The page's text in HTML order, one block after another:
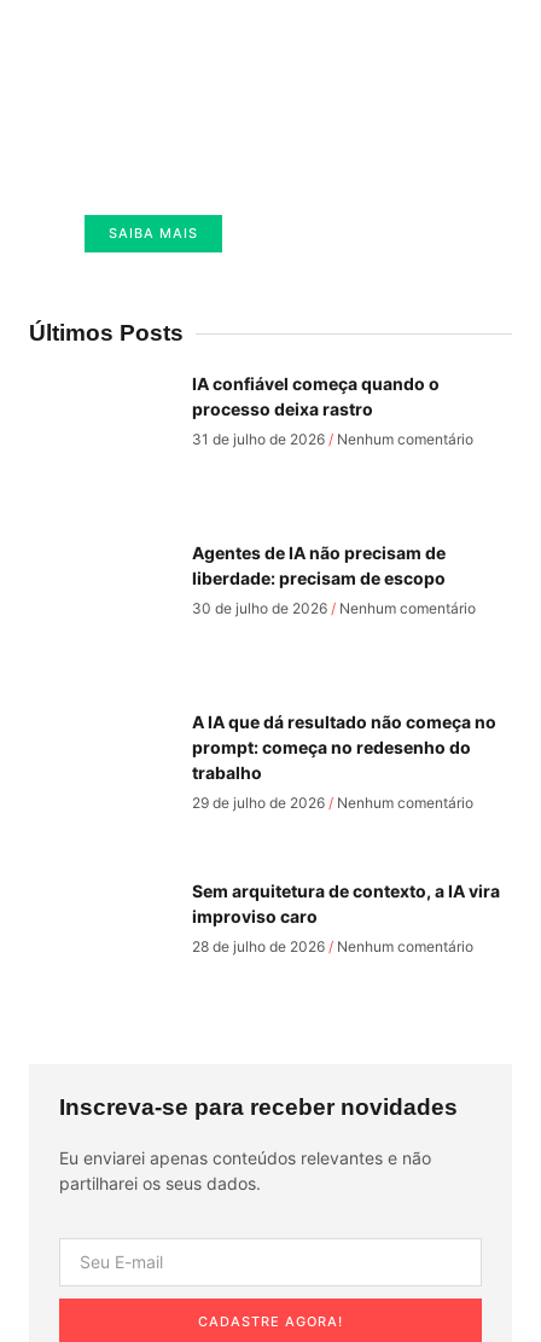
SAIBA MAIS
SEGUIR
Últimos Posts
IA confiável começa quando o
processo deixa rastro
31 de julho de 2026 Nenhum comentário
Agentes de IA não precisam de
liberdade: precisam de escopo
30 de julho de 2026 Nenhum comentário
A IA que dá resultado não começa no
prompt: começa no redesenho do
trabalho
29 de julho de 2026 Nenhum comentário
Sem arquitetura de contexto, a IA vira
improviso caro
28 de julho de 2026 Nenhum comentário
Inscreva-se para receber novidades
Eu enviarei apenas conteúdos relevantes e não
partilharei os seus dados.
CADASTRE AGORA!